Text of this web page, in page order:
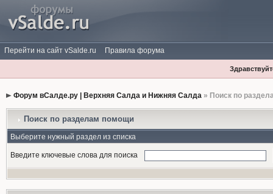
Перейти на сайт vSalde.ru Правила форума
Форум вСалде.ру | Верхняя Салда и Нижняя Салда» Поиск по
Поиск по разделам помощи
Выберите нужный раздел из списка
Введите ключевые слова для поиска